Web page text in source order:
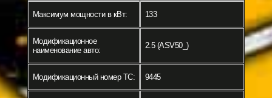
Максимум мощности в кВт: 133
Модификационное
наименование авто:
2.5 (ASV50_)
Модификационный номер ТС: 9445